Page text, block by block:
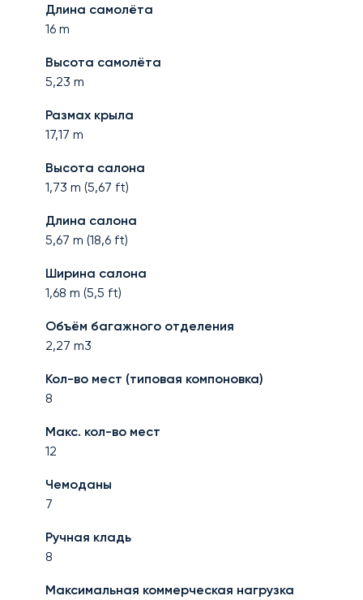
Длина самолёта
16 m
Высота самолёта
5,23 m
Размах крыла
17,17 m
Высота салона
1,73 m (5,67 ft)
Длина салона
5,67 m (18,6 ft)
Ширина салона
1,68 m (5,5 ft)
Объём багажного отделения
2,27 m3
Кол-во мест (типовая компоновка)
8
Макс. кол-во мест
12
Чемоданы
7
Ручная кладь
8
Максимальная коммерческая нагрузка